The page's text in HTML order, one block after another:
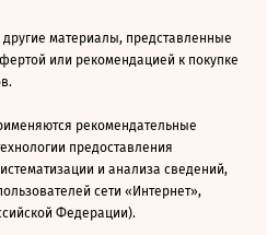
материалы, представленные
или рекомендацией к покупке
рекомендательные
предоставления
и анализа сведений,
сети «Интернет»,
Федерации).